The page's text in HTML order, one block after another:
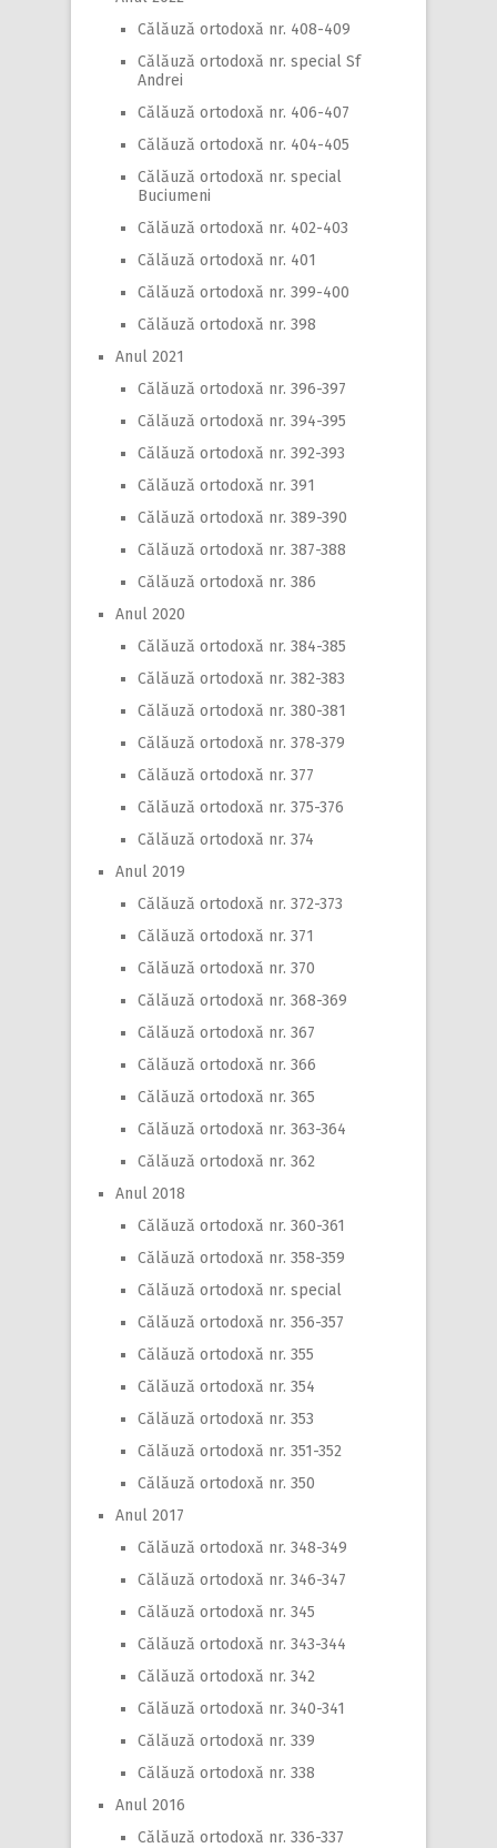
Călăuză ortodoxă nr. 408-409
Călăuză ortodoxă nr. special Sf
Andrei
Călăuză ortodoxă nr. 406-407
Călăuză ortodoxă nr. 404-405
Călăuză ortodoxă nr. special
Buciumeni
Călăuză ortodoxă nr. 402-403
Călăuză ortodoxă nr. 401
Călăuză ortodoxă nr. 399-400
Călăuză ortodoxă nr. 398
Anul 2021
Călăuză ortodoxă nr. 396-397
Călăuză ortodoxă nr. 394-395
Călăuză ortodoxă nr. 392-393
Călăuză ortodoxă nr. 391
Călăuză ortodoxă nr. 389-390
Călăuză ortodoxă nr. 387-388
Călăuză ortodoxă nr. 386
Anul 2020
Călăuză ortodoxă nr. 384-385
Călăuză ortodoxă nr. 382-383
Călăuză ortodoxă nr. 380-381
Călăuză ortodoxă nr. 378-379
Călăuză ortodoxă nr. 377
Călăuză ortodoxă nr. 375-376
Călăuză ortodoxă nr. 374
Anul 2019
Călăuză ortodoxă nr. 372-373
Călăuză ortodoxă nr. 371
Călăuză ortodoxă nr. 370
Călăuză ortodoxă nr. 368-369
Călăuză ortodoxă nr. 367
Călăuză ortodoxă nr. 366
Călăuză ortodoxă nr. 365
Călăuză ortodoxă nr. 363-364
Călăuză ortodoxă nr. 362
Anul 2018
Călăuză ortodoxă nr. 360-361
Călăuză ortodoxă nr. 358-359
Călăuză ortodoxă nr. special
Călăuză ortodoxă nr. 356-357
Călăuză ortodoxă nr. 355
Călăuză ortodoxă nr. 354
Călăuză ortodoxă nr. 353
Călăuză ortodoxă nr. 351-352
Călăuză ortodoxă nr. 350
Anul 2017
Călăuză ortodoxă nr. 348-349
Călăuză ortodoxă nr. 346-347
Călăuză ortodoxă nr. 345
Călăuză ortodoxă nr. 343-344
Călăuză ortodoxă nr. 342
Călăuză ortodoxă nr. 340-341
Călăuză ortodoxă nr. 339
Călăuză ortodoxă nr. 338
Anul 2016
Călăuză ortodoxă nr. 336-337